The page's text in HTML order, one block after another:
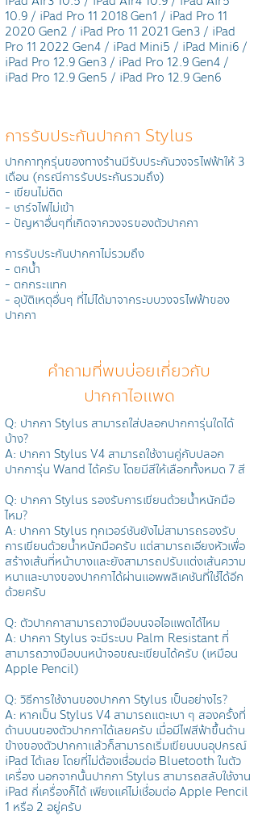
10.9 / iPad Pro 11 2018 Gen1 / iPad Pro 11
2020 Gen2 / iPad Pro 11 2021 Gen3 / iPad
Pro 11 2022 Gen4 / iPad Mini5 / iPad Mini6 /
iPad Pro 12.9 Gen3 / iPad Pro 12.9 Gen4 /
iPad Pro 12.9 Gen5 / iPad Pro 12.9 Gen6
การรับประกันปากกา Stylus
ปากกาทุกรุ่นของทางร้านมีรับประกันวงจรไฟฟ้าให้ 3
เดือน (กรณีการรับประกันรวมถึง)
- เขียนไม่ติด
- ชาร์จไฟไม่เข้า
- ปัญหาอื่นๆที่เกิดจากวงจรของตัวปากกา
การรับประกันปากกาไม่รวมถึง
- ตกน้ำ
- ตกกระแทก
- อุบัติเหตุอื่นๆ ที่ไม่ได้มาจากระบบวงจรไฟฟ้าของ
ปากกา
คำถามที่พบบ่อยเกี่ยวกับ
ปากกาไอแพด
Q: ปากกา Stylus สามารถใส่ปลอกปากการุ่นใดได้
บ้าง?
A: ปากกา Stylus V4 สามารถใช้งานคู่กับปลอก
ปากการุ่น Wand ได้ครับ โดยมีสีให้เลือกทั้งหมด 7 สี
Q: ปากกา Stylus รองรับการเขียนด้วยน้ำหนักมือ
ไหม?
A: ปากกา Stylus ทุกเวอร์ชันยังไม่สามารถรองรับ
การเขียนด้วยน้ำหนักมือครับ แต่สามารถเอียงหัวเพื่อ
สร้างเส้นที่หน้าบางและยังสามารถปรับแต่งเส้นความ
หนาและบางของปากกาได้ผ่านแอพพลิเคชันที่ใช้ได้อีก
ด้วยครับ
Q: ตัวปากกาสามารถวางมือบนจอไอแพดได้ไหม
A: ปากกา Stylus จะมีระบบ Palm Resistant ที่
สามารถวางมือบนหน้าจอขณะเขียนได้ครับ (เหมือน
Apple Pencil)
Q: วิธีการใช้งานของปากกา Stylus เป็นอย่างไร?
A: หากเป็น Stylus V4 สามารถแตะเบา ๆ สองครั้งที่
ด้านบนของตัวปากกาได้เลยครับ เมื่อมีไฟสีฟ้าขึ้นด้าน
ข้างของตัวปากกาแล้วก็สามารถเริ่มเขียนบนอุปกรณ์
iPad ได้เลย โดยที่ไม่ต้องเชื่อมต่อ Bluetooth ในตัว
เครื่อง นอกจากนั้นปากกา Stylus สามารถสลับใช้งาน
iPad กี่เครื่องก็ได้ เพียงแค่ไม่เชื่อมต่อ Apple Pencil
1 หรือ 2 อยู่ครับ